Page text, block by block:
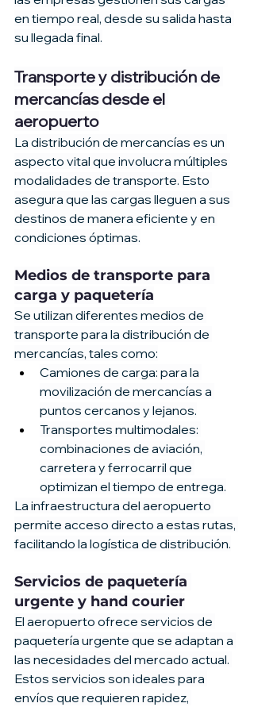
en tiempo real, desde su salida hasta
su llegada final.
Transporte y distribución de
mercancías desde el
aeropuerto
La distribución de mercancías es un
aspecto vital que involucra múltiples
modalidades de transporte. Esto
asegura que las cargas lleguen a sus
destinos de manera eficiente y en
condiciones óptimas.
Medios de transporte para
carga y paquetería
Se utilizan diferentes medios de
transporte para la distribución de
mercancías, tales como:
Camiones de carga: para la
movilización de mercancías a
puntos cercanos y lejanos.
Transportes multimodales:
combinaciones de aviación,
carretera y ferrocarril que
optimizan el tiempo de entrega.
La infraestructura del aeropuerto
permite acceso directo a estas rutas,
facilitando la logística de distribución.
Servicios de paquetería
urgente y hand courier
El aeropuerto ofrece servicios de
paquetería urgente que se adaptan a
las necesidades del mercado actual.
Estos servicios son ideales para
envíos que requieren rapidez,